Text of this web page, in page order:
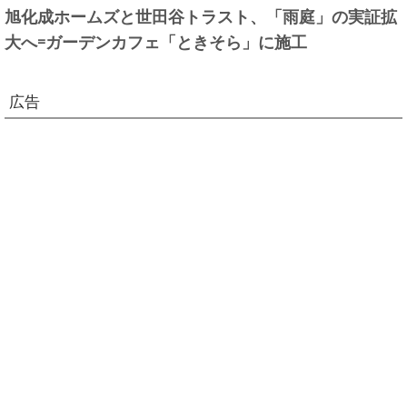
旭化成ホームズと世田谷トラスト、「雨庭」の実証拡
大へ=ガーデンカフェ「ときそら」に施工
広告